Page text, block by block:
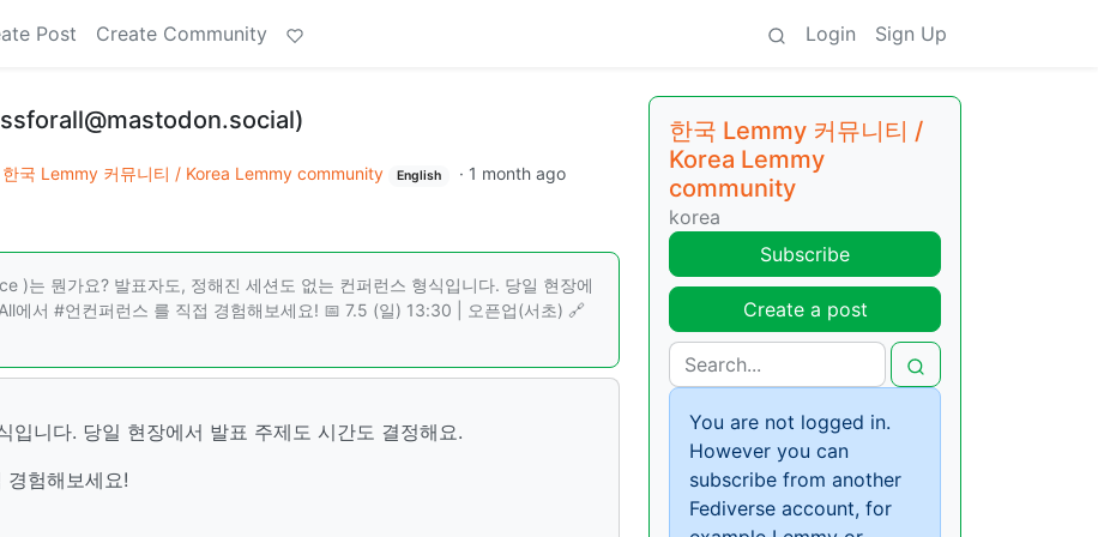
Post Create Community Login Sign Up
한국 Lemmy 커뮤니티 / Korea Lemmy community English · 1 month ago
는 뭔가요? 발표자도, 정해진 세션도 없는 컨퍼런스 형식입니다. 당일 현장에
에서 #언컨퍼런스 를 직접 경험해보세요! 📅 7.5 (일) 13:30 | 오픈업(서초) 🔗
입니다. 당일 현장에서 발표 주제도 시간도 결정해요.
험해보세요!
한국 Lemmy 커뮤니티 /
Korea Lemmy
community
korea
Subscribe
Create a post
You are not logged in.
However you can
subscribe from another
Fediverse account, for